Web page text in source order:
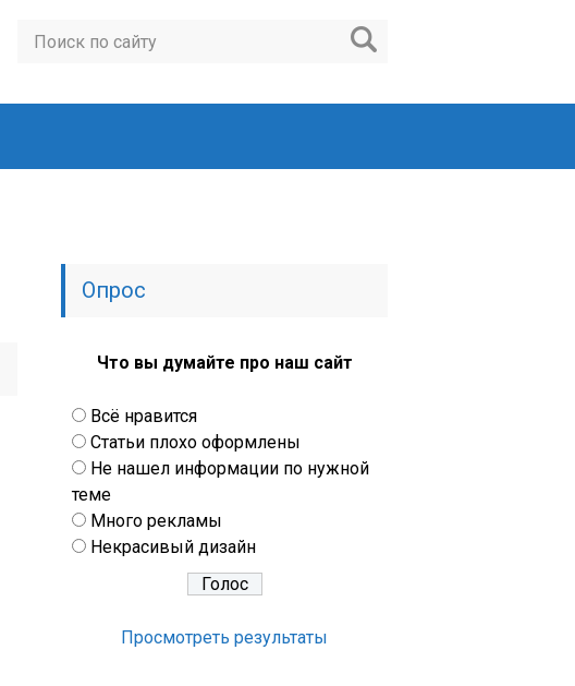
Опрос
Что вы думайте про наш сайт
Всё нравится
Статьи плохо оформлены
Не нашел информации по нужной
теме
Много рекламы
Некрасивый дизайн
Просмотреть результаты